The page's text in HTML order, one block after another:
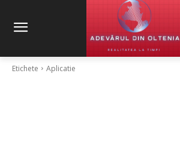
Etichete Aplicatie